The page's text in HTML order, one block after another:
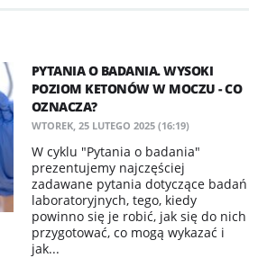
PYTANIA O BADANIA. WYSOKI
POZIOM KETONÓW W MOCZU - CO
OZNACZA?
WTOREK, 25 LUTEGO 2025 (16:19)
W cyklu "Pytania o badania"
prezentujemy najczęściej
zadawane pytania dotyczące badań
laboratoryjnych, tego, kiedy
powinno się je robić, jak się do nich
przygotować, co mogą wykazać i
jak...